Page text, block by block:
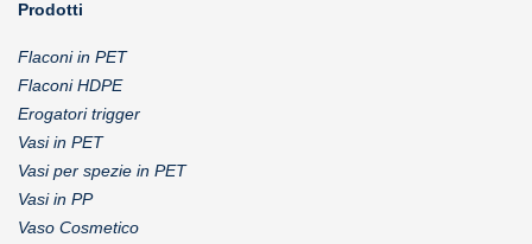
Prodotti
Flaconi in PET
Flaconi HDPE
Erogatori trigger
Vasi in PET
Vasi per spezie in PET
Vasi in PP
Vaso Cosmetico